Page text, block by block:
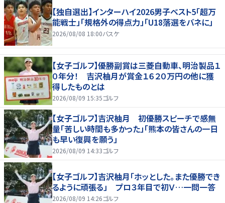
【独自選出】インターハイ2026男子ベスト5「超万
能戦士」「規格外の得点力」「U18落選をバネに」
2026/08/08 18:00バスケ
【女子ゴルフ】優勝副賞は三菱自動車、明治製品１
０年分！ 吉沢柚月が賞金１６２０万円の他に獲
得したものとは
2026/08/09 15:35ゴルフ
【女子ゴルフ】吉沢柚月 初優勝スピーチで感無
量「苦しい時間も多かった」「熊本の皆さんの一日
も早い復興を願う」
2026/08/09 14:33ゴルフ
【女子ゴルフ】吉沢柚月「ホッとした。また優勝でき
るように頑張る」 プロ３年目で初Ｖ…一問一答
2026/08/09 14:26ゴルフ